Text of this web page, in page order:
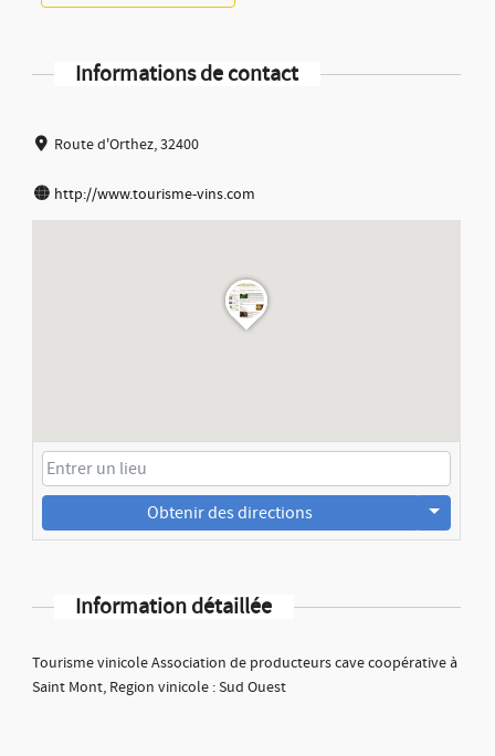
Informations de contact
Route d'Orthez, 32400
http://www.tourisme-vins.com
Obtenir des directions
Information détaillée
Tourisme vinicole Association de producteurs cave coopérative à
Saint Mont, Region vinicole : Sud Ouest